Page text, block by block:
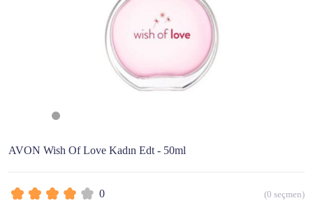
AVON Wish Of Love Kadın Edt - 50ml
0 (0 seçmen)